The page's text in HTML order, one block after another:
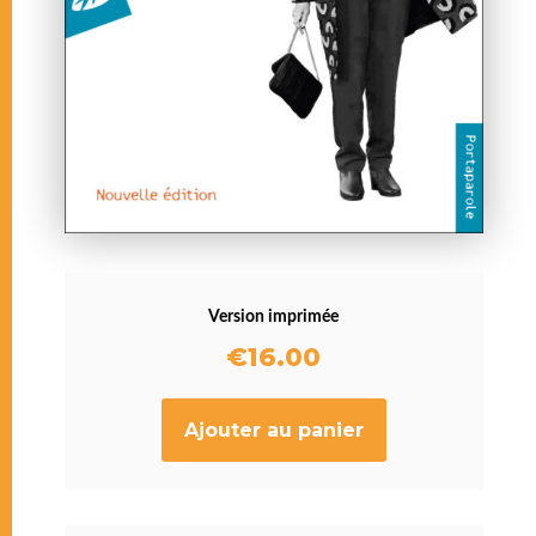
Version imprimée
€16.00
Ajouter au panier